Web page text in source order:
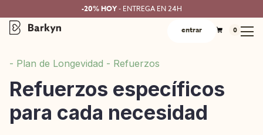
-20% HOY- ENTREGA EN 24H
entrar 0
- Plan de Longevidad - Refuerzos
Refuerzos específicos
para cada necesidad